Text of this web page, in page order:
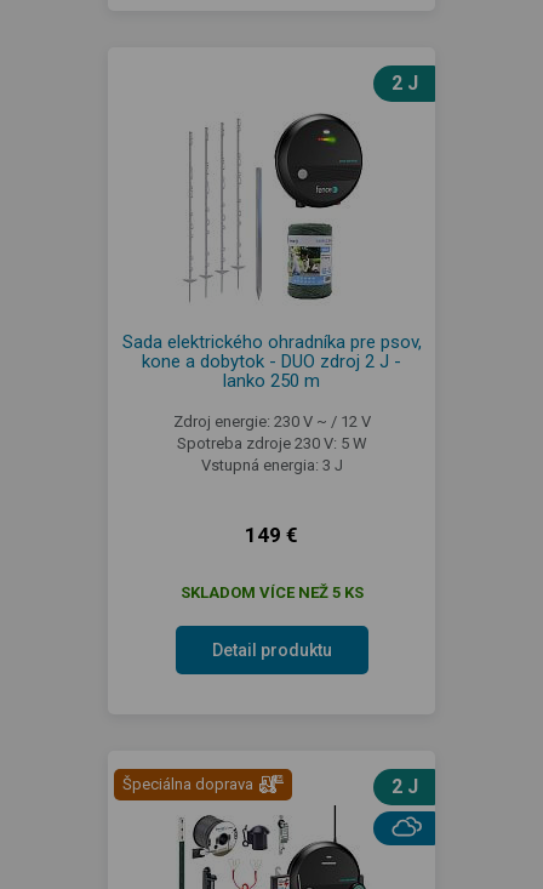
2 J
Sada elektrického ohradníka pre psov,
kone a dobytok - DUO zdroj 2 J -
lanko 250 m
Zdroj energie: 230 V ~ / 12 V
Spotreba zdroje 230 V: 5 W
Vstupná energia: 3 J
149 €
SKLADOM VÍCE NEŽ 5 KS
Detail produktu
Špeciálna doprava 2 J